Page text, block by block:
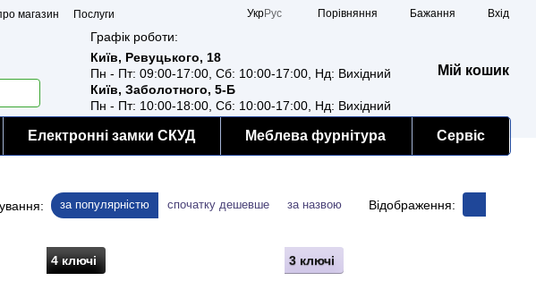
магазин
Послуги
УкрРус Порівняння Бажання Вхід
Графік роботи:
Київ, Ревуцького, 18
Пн - Пт: 09:00-17:00, Сб: 10:00-17:00, Нд: Вихідний
Київ, Заболотного, 5-Б
Пн - Пт: 10:00-18:00, Сб: 10:00-17:00, Нд: Вихідний
Мій кошик
Електронні замки СКУД Меблева фурнітура Сервіс
за популярністю спочатку дешевше за назвою Відображення:
4 ключі 3 ключі